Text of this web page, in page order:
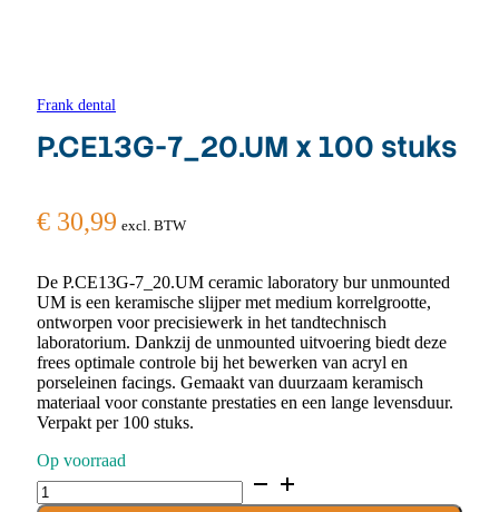
Frank dental
P.CE13G-7_20.UM x 100 stuks
€ 30,99 excl. BTW
De P.CE13G-7_20.UM ceramic laboratory bur unmounted
UM is een keramische slijper met medium korrelgrootte,
ontworpen voor precisiewerk in het tandtechnisch
laboratorium. Dankzij de unmounted uitvoering biedt deze
frees optimale controle bij het bewerken van acryl en
porseleinen facings. Gemaakt van duurzaam keramisch
materiaal voor constante prestaties en een lange levensduur.
Verpakt per 100 stuks.
Op voorraad
P.CE13G-
7_20.UM